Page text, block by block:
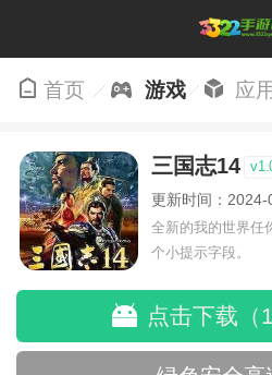
首页 游戏 应
三国志14
更新时间：2024-
全新的我的世界任
个小提示字段。
点击下载（